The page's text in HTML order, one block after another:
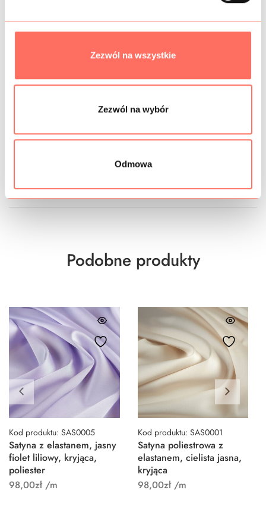
Zezwól na wszystkie
Zezwól na wybór
Odmowa
satyny triacetatowe w tym gatunku –kliknij tu.
PRÓBKI TKANIN
BEZPIECZEŃSTWO
Podobne produkty
Kod produktu: SAS0005
Satyna z elastanem, jasny
fiolet liliowy, kryjąca,
poliester
98,00zł/m
Kod produktu: SAS0001
Satyna poliestrowa z
elastanem, cielista jasna,
kryjąca
98,00zł/m